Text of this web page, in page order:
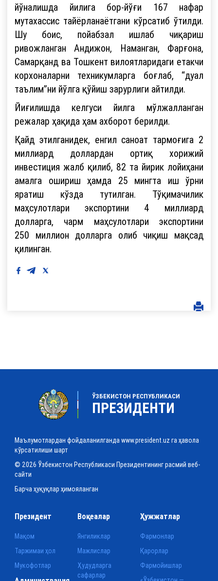
йўналишда йилига бор-йўғи 167 нафар
мутахассис тайёрланаётгани кўрсатиб ўтилди.
Шу боис, пойабзал ишлаб чиқариш
ривожланган Андижон, Наманган, Фарғона,
Самарқанд ва Тошкент вилоятларидаги етакчи
корхоналарни техникумларга боғлаб, “дуал
таълим”ни йўлга қўйиш зарурлиги айтилди.
Йиғилишда келгуси йилга мўлжалланган
режалар ҳақида ҳам ахборот берилди.
Қайд этилганидек, енгил саноат тармоғига 2
миллиард доллардан ортиқ хорижий
инвестиция жалб қилиб, 82 та йирик лойиҳани
амалга ошириш ҳамда 25 мингта иш ўрни
яратиш кўзда тутилган. Тўқимачилик
маҳсулотлари экспортини 4 миллиард
долларга, чарм маҳсулотлари экспортини
250 миллион долларга олиб чиқиш мақсад
қилинган.
ЎЗБЕКИСТОН РЕСПУБЛИКАСИ
ПРЕЗИДЕНТИ
Маълумотлардан фойдаланилганда www.president.uz га ҳавола
кўрсатилиши шарт
© 2026 Ўзбекистон Республикаси Президентининг расмий веб-
сайти
Барча ҳуқуқлар ҳимояланган
Президент
Мақом
Таржимаи ҳол
Мукофотлар
Воқеалар
Янгиликлар
Мажлислар
Ҳудудларга
сафарлар
Ҳужжатлар
Фармонлар
Қарорлар
Фармойишлар